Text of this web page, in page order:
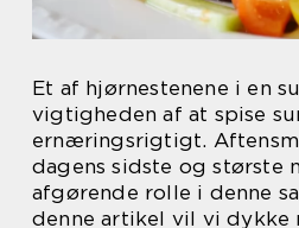
Et af hjørnestenene i en
vigtigheden af at spise
ernæringsrigtigt.
dagens sidste og største
afgørende rolle i denne
denne artikel vil vi dykke